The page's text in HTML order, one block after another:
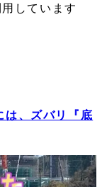
しています
は、ズバリ『底